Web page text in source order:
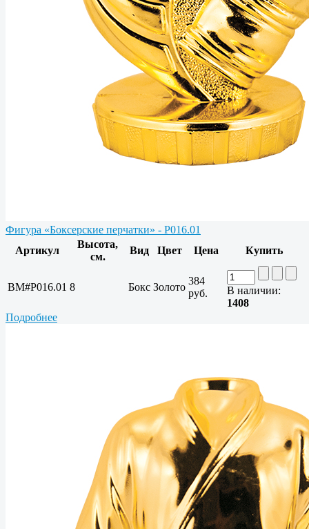
Фигура «Боксерские перчатки» - P016.01
Артикул
Высота,
см.
Вид Цвет Цена Купить
BM#P016.01 8 Бокс Золото
384
руб.
В наличии:
1408
Подробнее